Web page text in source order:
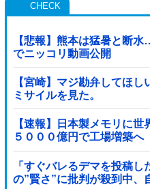
【悲報】熊本は猛暑と断
でニッコリ動画公開
【宮崎】マジ勘弁してほ
ミサイルを見た。
【速報】日本製メモリに
５０００億円で工場増築へ
「すぐバレるデマを投稿
の”賢さ”に批判が殺到中、